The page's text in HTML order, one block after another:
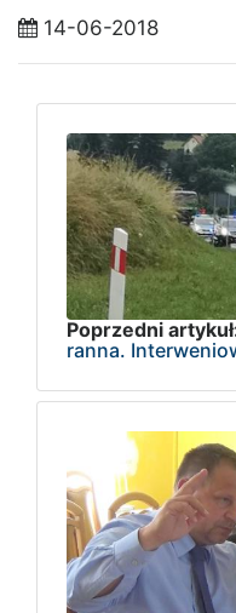
14-06-2018
Poprzedni
ranna.